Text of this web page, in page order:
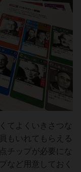
てよくいきさつな
もいれてもらえる
チップが必要にな
など用意しておく